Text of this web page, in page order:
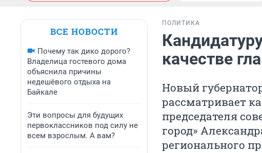
ВСЕ НОВОСТИ
Почему так дико дорого?
Владелица гостевого дома
объяснила причины
недешёвого отдыха на
Байкале
Эти вопросы для будущих
первоклассников под силу не
всем взрослым. А вам?
ПОЛИТИКА
качестве
Новый
рассматривает
председателя
город»
регионального